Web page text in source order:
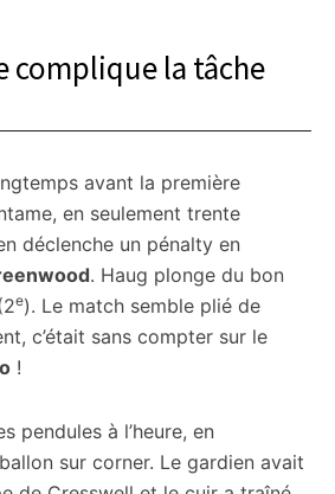
complique la tâche
avant la première
en seulement trente
déclenche un pénalty en
. Haug plonge du bon
e). Le match semble plié de
c’était sans compter sur le
!
pendules à l’heure, en
sur corner. Le gardien avait